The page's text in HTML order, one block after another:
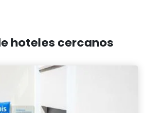
hoteles cercanos